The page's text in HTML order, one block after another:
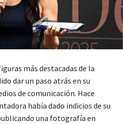
más destacadas de la
dar un paso atrás en su
de comunicación. Hace
había dado indicios de su
una fotografía en